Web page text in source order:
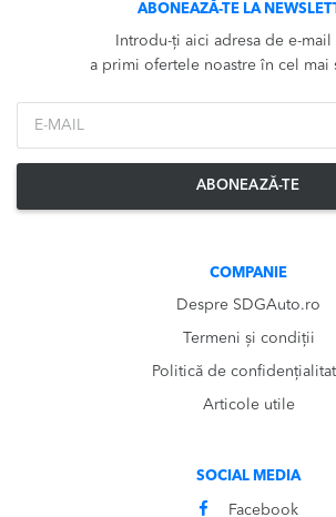
ABONEAZĂ-TE LA
Introdu-ți aici adresa de e-mail
a primi ofertele noastre în cel mai
ABONEAZĂ-TE
COMPANIE
Despre SDGAuto.ro
Termeni și condiții
Politică de
Articole utile
SOCIAL MEDIA
Facebook